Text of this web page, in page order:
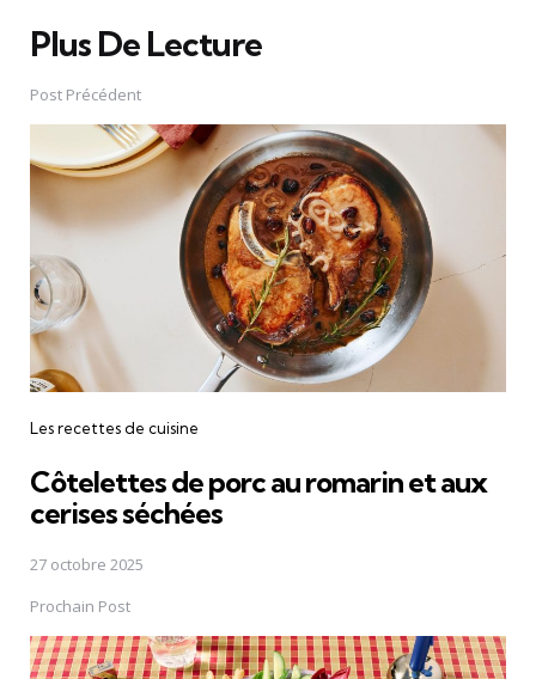
Plus De Lecture
Post
navigation
Post Précédent
Les recettes de cuisine
Côtelettes de porc au romarin et aux
cerises séchées
27 octobre 2025
Prochain Post